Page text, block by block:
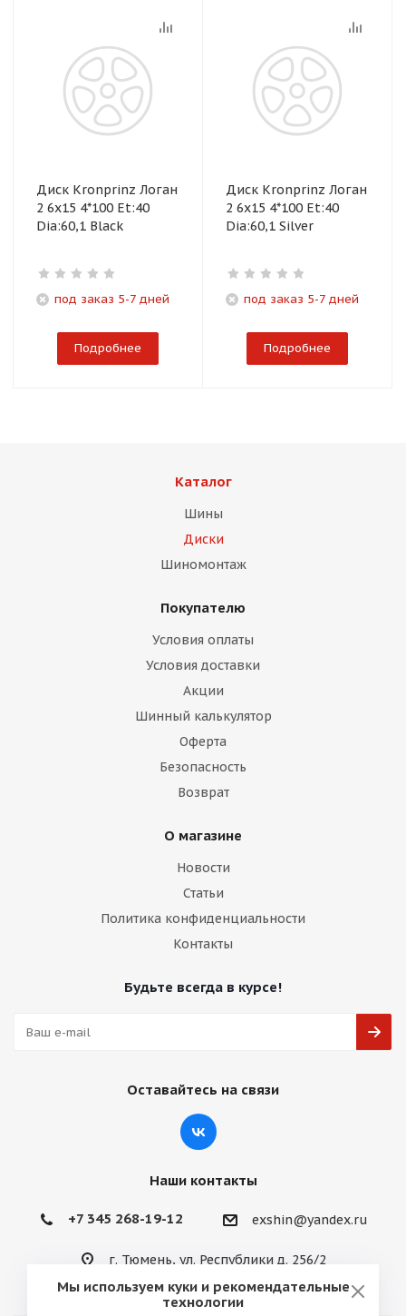
Диск Kronprinz Логан
2 6x15 4*100 Et:40
Dia:60,1 Black
под заказ 5-7 дней
Подробнее
Диск Kronprinz Логан
2 6x15 4*100 Et:40
Dia:60,1 Silver
под заказ 5-7 дней
Подробнее
Каталог
Шины
Диски
Шиномонтаж
Покупателю
Условия оплаты
Условия доставки
Акции
Шинный калькулятор
Оферта
Безопасность
Возврат
О магазине
Новости
Статьи
Политика конфиденциальности
Контакты
Будьте всегда в курсе!
Оставайтесь на связи
Наши контакты
+7 345 268-19-12 exshin@yandex.ru
г. Тюмень, ул. Республики д. 256/2
Мы используем куки и рекомендательные
технологии